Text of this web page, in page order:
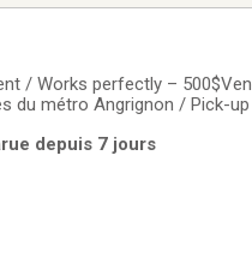
/ Works perfectly –
du métro Angrignon / Pick-
depuis 7 jours